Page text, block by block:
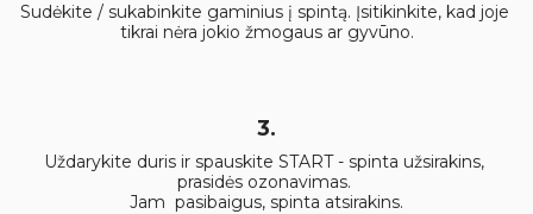
Sudėkite / sukabinkite gaminius į spintą. Įsitikinkite, kad joje
tikrai nėra jokio žmogaus ar gyvūno.
3.
Uždarykite duris ir spauskite START - spinta užsirakins,
prasidės ozonavimas.
Jam  pasibaigus, spinta atsirakins.